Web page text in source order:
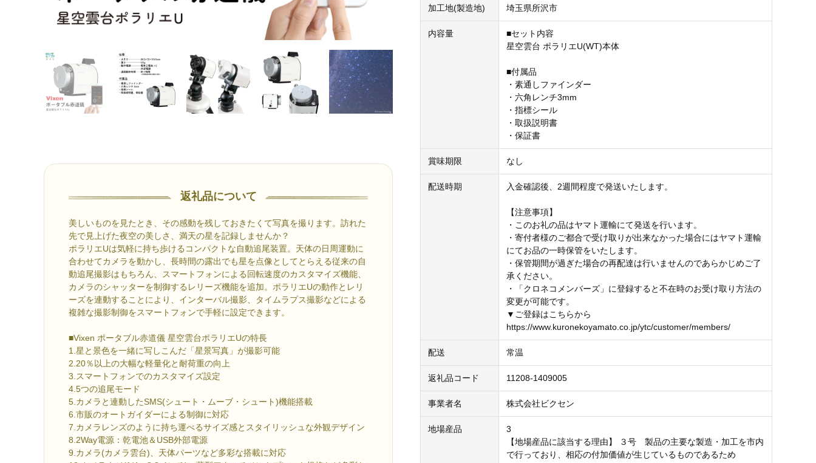
返礼品について
美しいものを見たとき、その感動を残しておきたくて写真を撮ります。訪れた
先で見上げた夜空の美しさ、満天の星を記録しませんか？
ポラリエUは気軽に持ち歩けるコンパクトな自動追尾装置。天体の日周運動に
合わせてカメラを動かし、長時間の露出でも星を点像としてとらえる従来の自
動追尾撮影はもちろん、スマートフォンによる回転速度のカスタマイズ機能、
カメラのシャッターを制御するレリーズ機能を追加。ポラリエUの動作とレリ
ーズを連動することにより、インターバル撮影、タイムラプス撮影などによる
複雑な撮影制御をスマートフォンで手軽に設定できます。
■Vixen ポータブル赤道儀 星空雲台ポラリエUの特長
1.星と景色を一緒に写しこんだ「星景写真」が撮影可能
2.20％以上の大幅な軽量化と耐荷重の向上
3.スマートフォンでのカスタマイズ設定
4.5つの追尾モード
5.カメラと連動したSMS(シュート・ムーブ・シュート)機能搭載
6.市販のオートガイダーによる制御に対応
7.カメラレンズのように持ち運べるサイズ感とスタイリッシュな外観デザイン
8.2Way電源：乾電池＆USB外部電源
9.カメラ(カメラ雲台)、天体パーツなど多彩な搭載に対応
加工地(製造地) 埼玉県所沢市
内容量
■セット内容
星空雲台 ポラリエU(WT)本体
■付属品
・素通しファインダー
・六角レンチ3mm
・指標シール
・取扱説明書
・保証書
賞味期限 なし
配送時期 入金確認後、2週間程度で発送いたします。
【注意事項】
・このお礼の品はヤマト運輸にて発送を行います。
・寄付者様のご都合で受け取りが出来なかった場合にはヤマト運輸
にてお品の一時保管をいたします。
・保管期間が過ぎた場合の再配達は行いませんのであらかじめご了
承ください。
・「クロネコメンバーズ」に登録すると不在時のお受け取り方法の
変更が可能です。
▼ご登録はこちらから
https://www.kuronekoyamato.co.jp/ytc/customer/members/
配送 常温
返礼品コード 11208-1409005
事業者名 株式会社ビクセン
地場産品
3
【地場産品に該当する理由】 ３号 製品の主要な製造・加工を市内
で行っており、相応の付加価値が生じているものであるため